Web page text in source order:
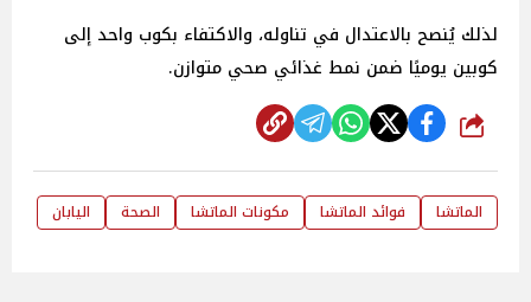
لذلك يُنصح بالاعتدال في تناوله، والاكتفاء بكوب واحد إلى
كوبين يوميًا ضمن نمط غذائي صحي متوازن.
شارك
الماتشا فوائد الماتشا مكونات الماتشا الصحة اليابان